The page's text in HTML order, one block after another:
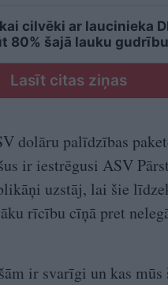
cilvēki ar laucinieka
80% šajā lauku
Lasīt citas ziņas
dolāru palīdzības
ir iestrēgusi ASV
uzstāj, lai šie
rīcību cīņā pret
ir svarīgi un kas